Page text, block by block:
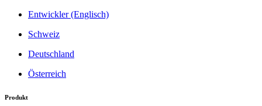
Entwickler (Englisch)
Schweiz
Deutschland
Österreich
Produkt